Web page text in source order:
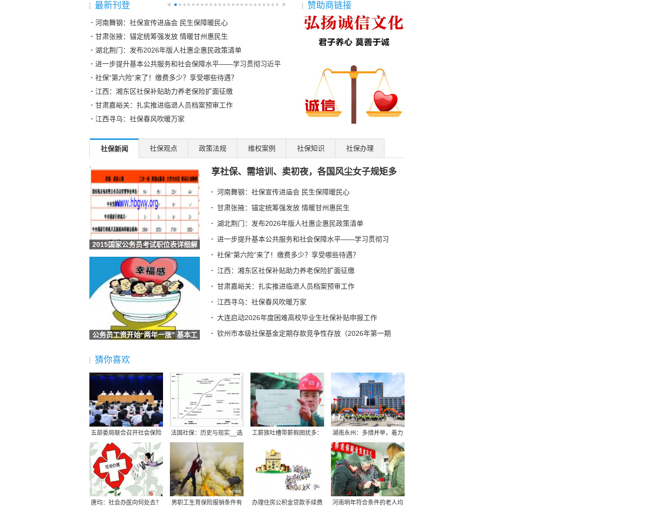
最新刊登
河南舞钢：社保宣传进庙会 民生保障暖民心
甘肃张掖：锚定统筹强发放 情暖甘州惠民生
湖北荆门：发布2026年版人社惠企惠民政策清单
进一步提升基本公共服务和社会保障水平——学习贯彻习近平
社保“第六险”来了！缴费多少？享受哪些待遇？
江西：湘东区社保补贴助力养老保险扩面征缴
甘肃嘉峪关：扎实推进临退人员档案预审工作
江西寻乌：社保春风吹暖万家
“剧透”未来五年：这些工作要火
“补低扶弱”、投资于人：如何织密共同富裕保障网——记者
社保只交9年：60岁取出来，还是继续交？
职工社保 vs 居民社保，到底差在哪？很多人分不清，别再交
职工、灵活就业、居民社保别傻傻分不清！一张表看懂怎么选
大连启动2026年度困难高校毕业生社保补贴申报工作
钦州市本级社保基金定期存款竞争性存放（2026年第一期）中
增技能稳就业强社保 这些民生事 河南这样干
多交一年社保，退休工资收入差这么大
社保局朋友透露：社保这几个误区，很多人白交好多年
安徽庐江：城乡居保缴费档次提高至9000元
江西：2026“江西卫惠保”参保启动
养老困局：中国社保体系的公平之问
失业金领取条件及标准？（2026/03/23）
2024-2025年黄冈社保缴费基数及比例最新一览
2026年齐齐哈尔社保缴费多少钱呢？社保交满几年可以领钱？
12333怎么查询社保缴费明细？兰州社保个人账户查询操作详
情
看过来！社保线上缴费的正确打开方式揭晓（3-23）
2024-2025年山东青岛灵活就业社保每月需要多少钱？自费灵
活
辽宁盘锦灵活就业4050补贴需要什么条件2026年最新辽宁盘锦
4
2025年成都五险一金的缴费基数是多少（缴费基数+缴费比
例）
2024银行购房贷款利率调整时间贵州毕节新商贷利率定价机制
社保最低缴费年限是几年？社保交满几年就不用交了？（2026
2025年高龄老人津贴发放标准最新公布，高龄补贴领取方式是
2026年江西南昌社保缴纳基数遵循的标准是啥
山东领取社保福利补贴，有哪些实用的操作方法？（2026/03/2
赞助商链接
社保新闻 社保观点 政策法规 维权案例 社保知识 社保办理
2015国家公务员考试职位表详细解
析
公务员工资开始“两年一涨” 基本工
享社保、需培训、卖初夜，各国风尘女子规矩多
河南舞钢：社保宣传进庙会 民生保障暖民心
甘肃张掖：锚定统筹强发放 情暖甘州惠民生
湖北荆门：发布2026年版人社惠企惠民政策清单
进一步提升基本公共服务和社会保障水平——学习贯彻习
社保“第六险”来了！缴费多少？享受哪些待遇？
江西：湘东区社保补贴助力养老保险扩面征缴
甘肃嘉峪关：扎实推进临退人员档案预审工作
江西寻乌：社保春风吹暖万家
大连启动2026年度困难高校毕业生社保补贴申报工作
钦州市本级社保基金定期存款竞争性存放（2026年第一期
猜你喜欢
五部委局联合召开社会保险
费和非税收入征管职
法国社保：历史与现实__选
择与无奈-2007大罢
工薪族吐槽带薪假困扰多：
湖南永州：多措并举，着力
打造“温暖社保”
唐均：社会办医向何处去？ 男职工生育保险报销条件有 办理住房公积金贷款手续费 河南明年符合条件的老人均